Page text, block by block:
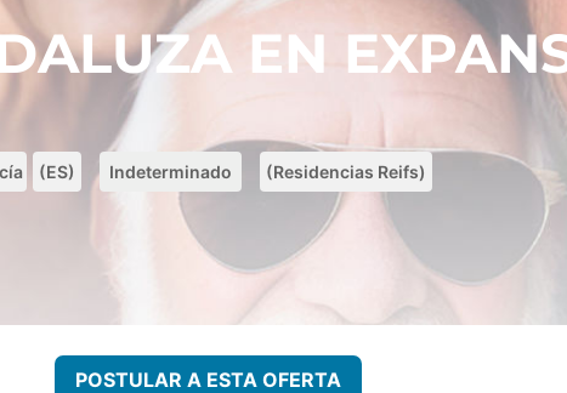
EN
(ES) Indeterminado (Residencias Reifs)
POSTULAR A ESTA OFERTA